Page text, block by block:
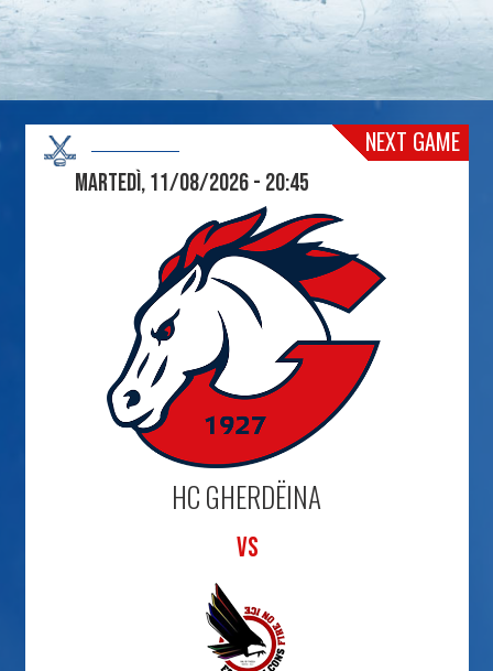
NEXT GAME
Martedì, 11/08/2026 - 20:45
HC GHERDËINA
VS